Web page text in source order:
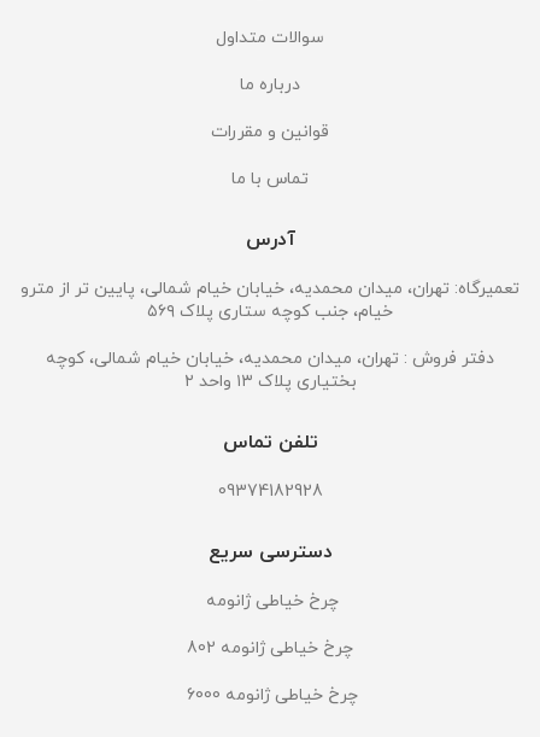
سوالات متداول
درباره ما
قوانین و مقررات
تماس با ما
آدرس
تعمیرگاه: تهران، میدان محمدیه، خیابان خیام شمالی، پایین تر از مترو
خیام، جنب کوچه ستاری پلاک ۵۶۹
دفتر فروش : تهران، میدان محمدیه، خیابان خیام شمالی، کوچه
بختیاری پلاک ۱۳ واحد ۲
تلفن تماس
09374182928
دسترسی سریع
چرخ خیاطی ژانومه
چرخ خیاطی ژانومه 802
چرخ خیاطی ژانومه 6000